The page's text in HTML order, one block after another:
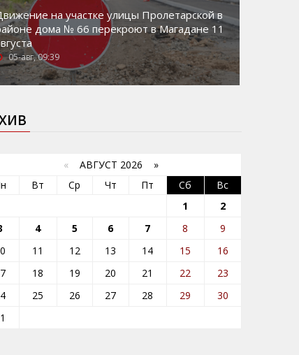
на участке улицы Пролетарской в
дома № 66 перекроют в Магадане 11
05-авг, 09:39
« АВГУСТ 2026 »
Вт Ср Чт Пт Сб
Вс
1
2
4 5 6 7 8
9
11 12 13 14 15
16
18 19 20 21 22
23
25 26 27 28 29
30